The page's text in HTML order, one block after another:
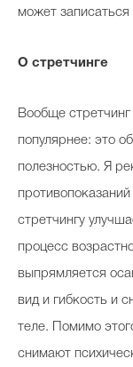
может
О стретчинге
Вообще
популярнее: это
полезностью. Я
стретчингу
процесс
выпрямляется
вид и гибкость и
теле. Помимо
снимают